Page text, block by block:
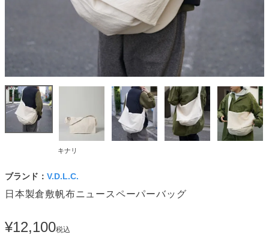
キナリ
ブランド： V.D.L.C.
日本製倉敷帆布ニュースペーパーバッグ
¥12,100税込